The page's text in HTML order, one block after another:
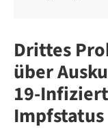
Drittes
über
19-
Impfstatus